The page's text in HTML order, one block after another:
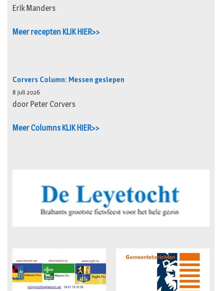
Erik Manders
Meer recepten KLIK HIER>>
Corvers Column: Messen geslepen
8 juli 2026
door Peter Corvers
Meer Columns KLIK HIER>>